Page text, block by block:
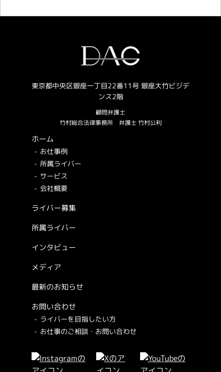
東京都中央区銀座一丁目22番11号 銀座大竹ビジデ
ンス2階
顧問弁護士
竹村総合法律事務所 弁護士 竹村公利
ホーム
お仕事例
所属ライバー
サービス
会社概要
ライバー募集
所属ライバー
インタビュー
メディア
最新のお知らせ
お問い合わせ
ライバーを目指したい方
お仕事のご相談・お問い合わせ